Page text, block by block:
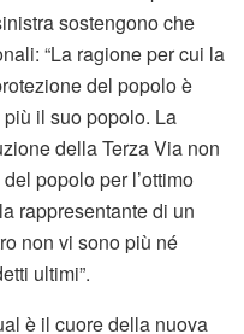
sostengono che
“La ragione per cui la
del popolo è
il suo popolo. La
della Terza Via non
popolo per l’ottimo
rappresentante di un
non vi sono più né
ultimi”.
è il cuore della nuova